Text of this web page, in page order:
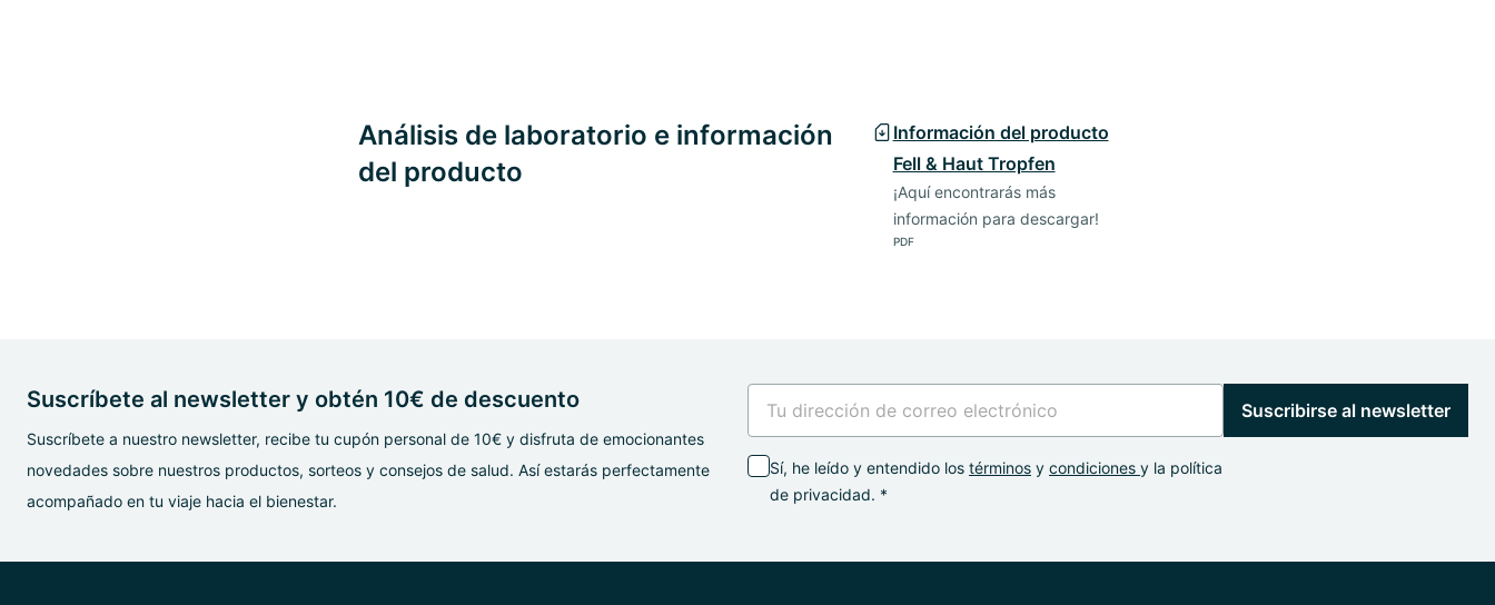
Análisis de laboratorio e información
del producto
Información del producto
Fell & Haut Tropfen
¡Aquí encontrarás más
información para descargar!
PDF
Suscríbete al newsletter y obtén 10€ de descuento
Suscríbete a nuestro newsletter, recibe tu cupón personal de 10€ y disfruta de emocionantes
novedades sobre nuestros productos, sorteos y consejos de salud. Así estarás perfectamente
acompañado en tu viaje hacia el bienestar.
Sí, he leído y entendido los términos y condiciones y la política
de privacidad. *
Suscribirse al newsletter